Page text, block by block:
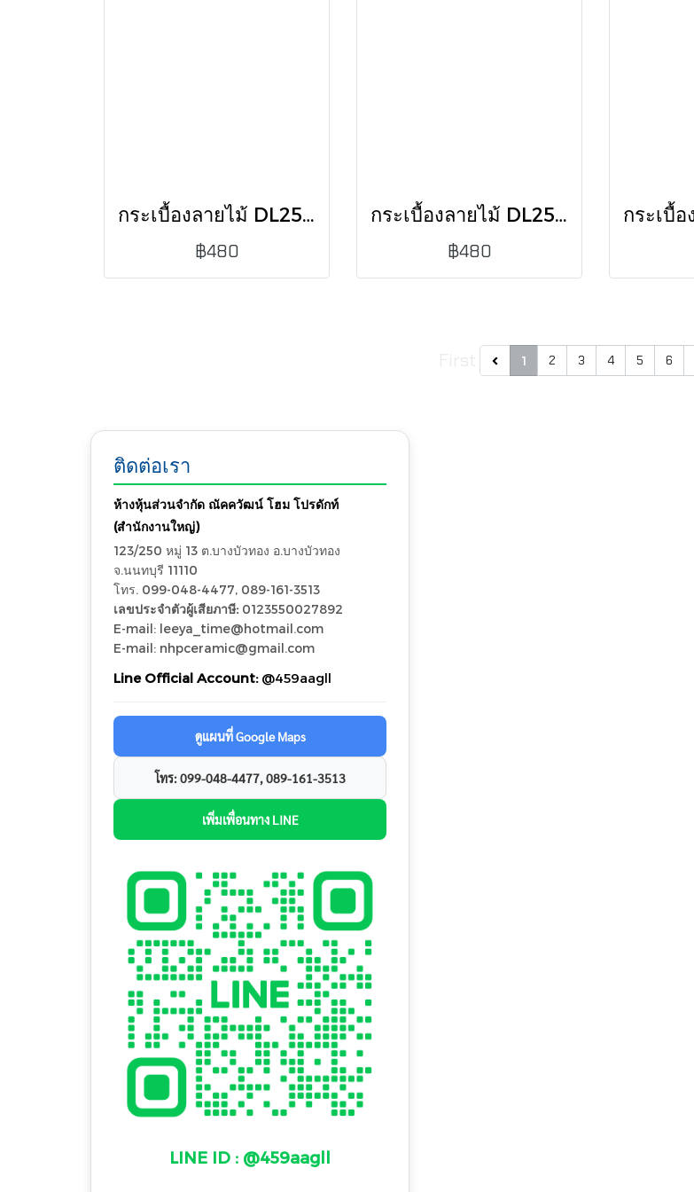
กระเบื้องลายไม้ DL251560349 15X60 CM /0.72 (PK8)
฿480
กระเบื้องลายไม้ DL251560348 15X60 CM /0.72 (PK8)
฿480
1 2 3 4 5 6
ติดต่อเรา
ห้างหุ้นส่วนจำกัด ณัคควัฒน์ โฮม โปรดักท์
(สำนักงานใหญ่)
123/250 หมู่ 13 ต.บางบัวทอง อ.บางบัวทอง
จ.นนทบุรี 11110
โทร. 099-048-4477, 089-161-3513
เลขประจำตัวผู้เสียภาษี: 0123550027892
E-mail: leeya_time@hotmail.com
E-mail: nhpceramic@gmail.com
Line Official Account:@459aagll
ดูแผนที่ Google Maps
โทร: 099-048-4477, 089-161-3513
เพิ่มเพื่อนทาง LINE
LINE ID : @459aagll